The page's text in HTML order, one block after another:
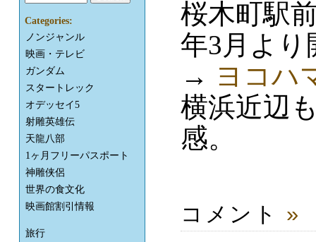
桜木町駅
年3月より
→ ヨコハ
横浜近辺
感。
コメント »
Categories:
ノンジャンル
映画・テレビ
ガンダム
スタートレック
オデッセイ5
射雕英雄伝
天龍八部
1ヶ月フリーパスポート
神雕侠侶
世界の食文化
映画館割引情報
旅行